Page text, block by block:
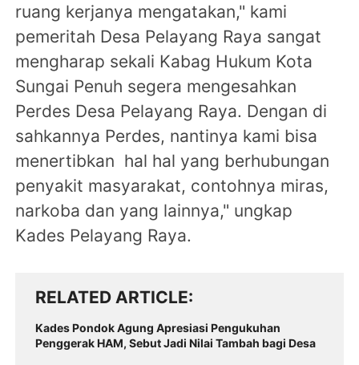
ruang kerjanya mengatakan," kami
pemeritah Desa Pelayang Raya sangat
mengharap sekali Kabag Hukum Kota
Sungai Penuh segera mengesahkan
Perdes Desa Pelayang Raya. Dengan di
sahkannya Perdes, nantinya kami bisa
menertibkan hal hal yang berhubungan
penyakit masyarakat, contohnya miras,
narkoba dan yang lainnya," ungkap
Kades Pelayang Raya.
RELATED ARTICLE
Kades Pondok Agung Apresiasi Pengukuhan
Penggerak HAM, Sebut Jadi Nilai Tambah bagi Desa